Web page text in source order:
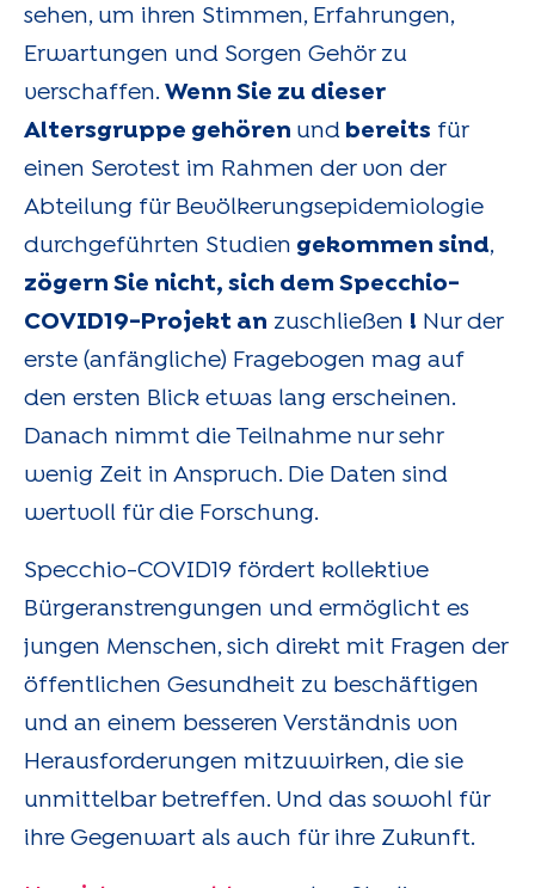
sehen, um ihren Stimmen, Erfahrungen,
Erwartungen und Sorgen Gehör zu
verschaffen. Wenn Sie zu dieser
Altersgruppe gehören und bereits für
einen Serotest im Rahmen der von der
Abteilung für Bevölkerungsepidemiologie
durchgeführten Studien gekommen sind,
zögern Sie nicht, sich dem Specchio-
COVID19-Projekt an zuschließen ! Nur der
erste (anfängliche) Fragebogen mag auf
den ersten Blick etwas lang erscheinen.
Danach nimmt die Teilnahme nur sehr
wenig Zeit in Anspruch. Die Daten sind
wertvoll für die Forschung.
Specchio-COVID19 fördert kollektive
Bürgeranstrengungen und ermöglicht es
jungen Menschen, sich direkt mit Fragen der
öffentlichen Gesundheit zu beschäftigen
und an einem besseren Verständnis von
Herausforderungen mitzuwirken, die sie
unmittelbar betreffen. Und das sowohl für
ihre Gegenwart als auch für ihre Zukunft.